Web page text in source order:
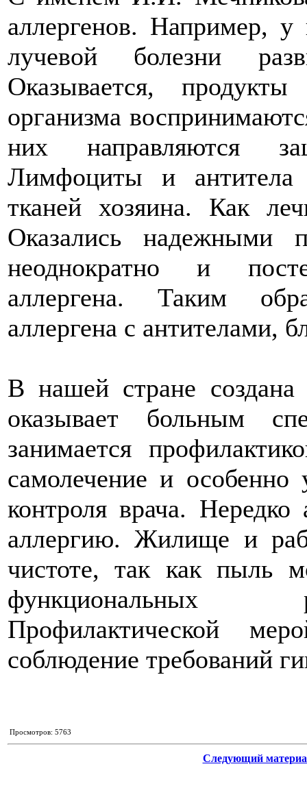
аллергенов. Например,
лучевой болезни
Оказывается,
организма
них направляются
Лимфоциты и антитела
тканей хозяина. Как
Оказались надежными
неоднократно и
аллергена. Таким
аллергена с антителами,
В нашей стране создана
оказывает больным
занимается
самолечение и особенно
контроля врача.
аллергию. Жилище и
чистоте, так как пыль
функциональных
Профилактической
соблюдение требований
Просмотров: 5763
Следующий